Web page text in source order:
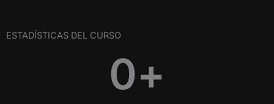
ESTADÍSTICAS DEL CURSO
0+